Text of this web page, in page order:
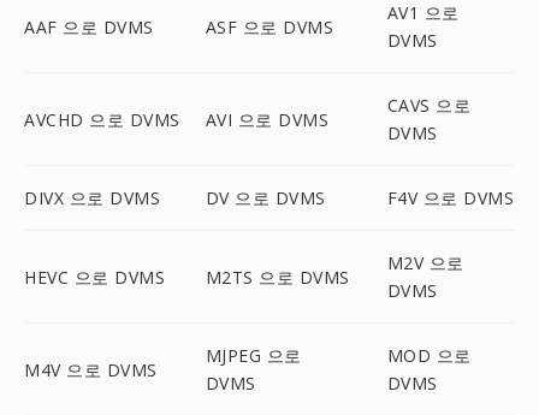
AAF 으로 DVMS ASF 으로 DVMS
AV1 으로
DVMS
AVCHD 으로 DVMS AVI 으로 DVMS
CAVS 으로
DVMS
DIVX 으로 DVMS DV 으로 DVMS F4V 으로 DVMS
HEVC 으로 DVMS M2TS 으로 DVMS
M2V 으로
DVMS
M4V 으로 DVMS
MJPEG 으로
DVMS
MOD 으로
DVMS